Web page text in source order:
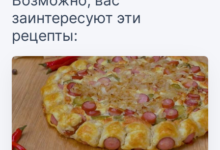
заинтересуют эти
рецепты: